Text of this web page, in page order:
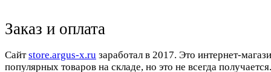
Заказ и оплата
Cайтstore.argus-x.ru заработал в 2017. Это интернет-
популярных товаров на складе, но это не всегда